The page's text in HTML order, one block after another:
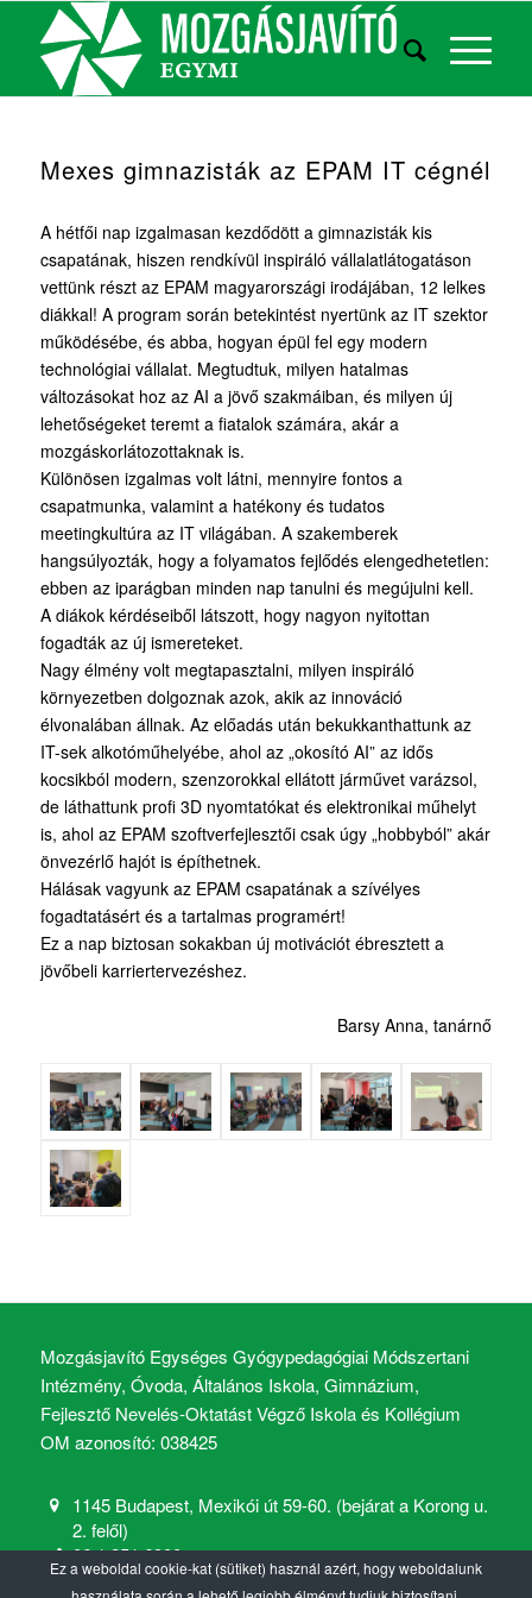
Mexes gimnazisták az EPAM IT cégnél
A hétfői nap izgalmasan kezdődött a gimnazisták kis
csapatának, hiszen rendkívül inspiráló vállalatlátogatáson
vettünk részt az EPAM magyarországi irodájában, 12 lelkes
diákkal! A program során betekintést nyertünk az IT szektor
működésébe, és abba, hogyan épül fel egy modern
technológiai vállalat. Megtudtuk, milyen hatalmas
változásokat hoz az AI a jövő szakmáiban, és milyen új
lehetőségeket teremt a fiatalok számára, akár a
mozgáskorlátozottaknak is.
Különösen izgalmas volt látni, mennyire fontos a
csapatmunka, valamint a hatékony és tudatos
meetingkultúra az IT világában. A szakemberek
hangsúlyozták, hogy a folyamatos fejlődés elengedhetetlen:
ebben az iparágban minden nap tanulni és megújulni kell.
A diákok kérdéseiből látszott, hogy nagyon nyitottan
fogadták az új ismereteket.
Nagy élmény volt megtapasztalni, milyen inspiráló
környezetben dolgoznak azok, akik az innováció
élvonalában állnak. Az előadás után bekukkanthattunk az
IT-sek alkotóműhelyébe, ahol az „okosító AI” az idős
kocsikból modern, szenzorokkal ellátott járművet varázsol,
de láthattunk profi 3D nyomtatókat és elektronikai műhelyt
is, ahol az EPAM szoftverfejlesztői csak úgy „hobbyból” akár
önvezérlő hajót is építhetnek.
Hálásak vagyunk az EPAM csapatának a szívélyes
fogadtatásért és a tartalmas programért!
Ez a nap biztosan sokakban új motivációt ébresztett a
jövőbeli karriertervezéshez.
Barsy Anna, tanárnő
Mozgásjavító Egységes Gyógypedagógiai Módszertani
Intézmény, Óvoda, Általános Iskola, Gimnázium,
Fejlesztő Nevelés-Oktatást Végző Iskola és Kollégium
OM azonosító: 038425
1145 Budapest, Mexikói út 59-60. (bejárat a Korong u.
2. felől)
06 1 251 6900
mozgasjavito@mozgasjavito.com
Ez a weboldal cookie-kat (sütiket) használ azért, hogy weboldalunk